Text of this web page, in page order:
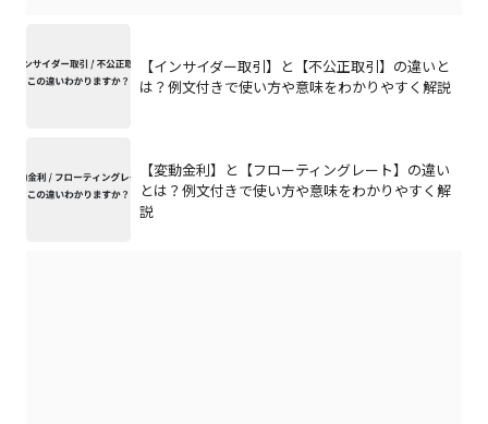
【インサイダー取引】と【不公正取引】の違いと
は？例文付きで使い方や意味をわかりやすく解説
【変動金利】と【フローティングレート】の違い
とは？例文付きで使い方や意味をわかりやすく解
説